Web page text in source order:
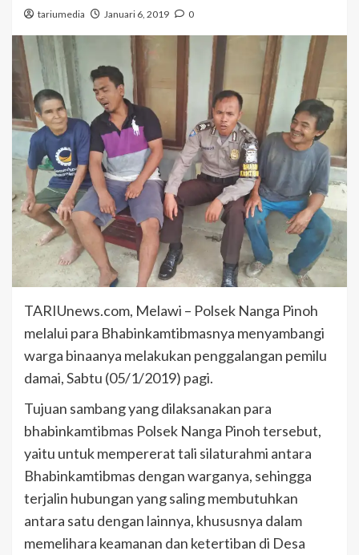
tariumedia Januari 6, 2019 0
TARIUnews.com, Melawi – Polsek Nanga Pinoh
melalui para Bhabinkamtibmasnya menyambangi
warga binaanya melakukan penggalangan pemilu
damai, Sabtu (05/1/2019) pagi.
Tujuan sambang yang dilaksanakan para
bhabinkamtibmas Polsek Nanga Pinoh tersebut,
yaitu untuk mempererat tali silaturahmi antara
Bhabinkamtibmas dengan warganya, sehingga
terjalin hubungan yang saling membutuhkan
antara satu dengan lainnya, khususnya dalam
memelihara keamanan dan ketertiban di Desa